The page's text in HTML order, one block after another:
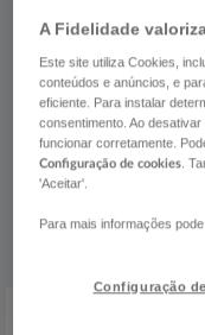
entity in
partners,
We have
A Fidelidade
Este site utiliza Cookies,
conteúdos e anúncios, e
eficiente. Para instalar
consentimento. Ao
funcionar corretamente.
Configuração de cookies .
'Aceitar'.
Para mais informações
Configuração